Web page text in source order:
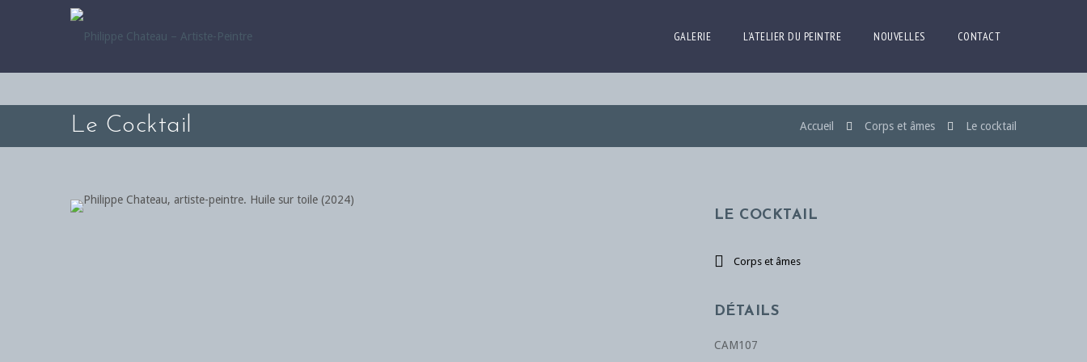
GALERIE L’ATELIER DU PEINTRE NOUVELLES CONTACT
Le Cocktail Accueil Corps et âmes Le cocktail
LE COCKTAIL
Corps et âmes
DÉTAILS
CAM107